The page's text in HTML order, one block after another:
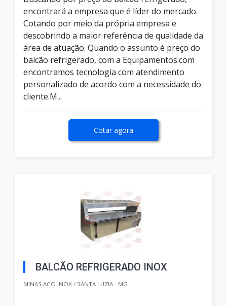
encontrará a empresa que é líder do mercado.
Cotando por meio da própria empresa e
descobrindo a maior referência de qualidade da
área de atuação. Quando o assunto é preço do
balcão refrigerado, com a Equipamentos.com
encontramos tecnologia com atendimento
personalizado de acordo com a necessidade do
cliente.M...
Cotar agora
BALCÃO REFRIGERADO INOX
MINAS ACO INOX / SANTA LUZIA - MG